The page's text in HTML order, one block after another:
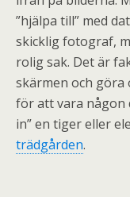
”hjälpa till” med
skicklig fotograf,
rolig sak. Det är
skärmen och göra
för att vara någon
in” en tiger eller
trädgården.